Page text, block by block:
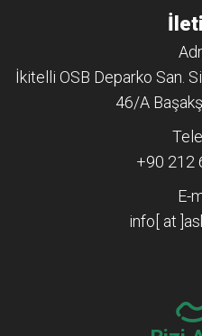
İkitelli OSB Deparko San.
46/A
+90 212
E-
info[ at